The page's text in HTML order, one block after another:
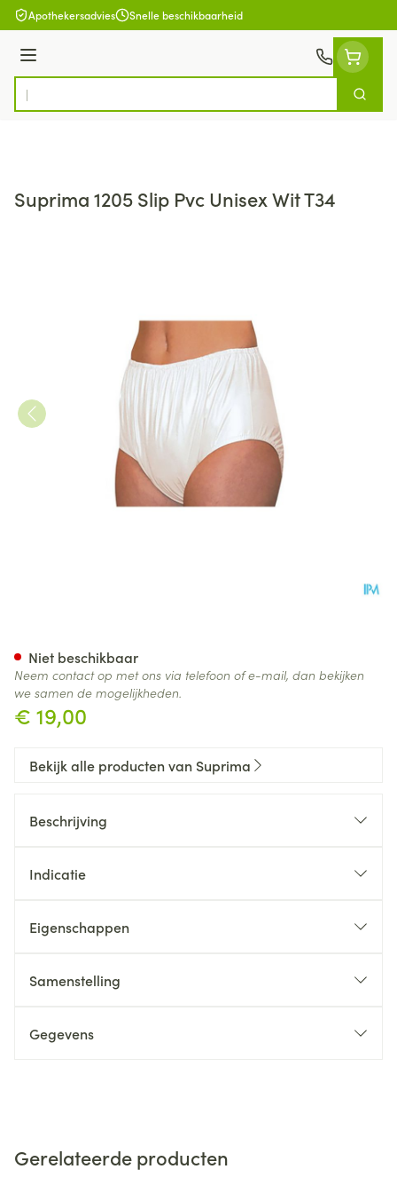
Ga naar de inhoud
Apothekersadvies Snelle beschikbaarheid
Menu
Product, merk, categorie...
Zoek
Suprima 1205 Slip Pvc Unisex Wit T34
€ 19,00
Niet beschikbaar
Neem contact op met ons via telefoon of e-mail, dan bekijken
we samen de mogelijkheden.
Bekijk alle producten van Suprima
Beschrijving
Indicatie
Eigenschappen
Samenstelling
Gegevens
Gerelateerde producten